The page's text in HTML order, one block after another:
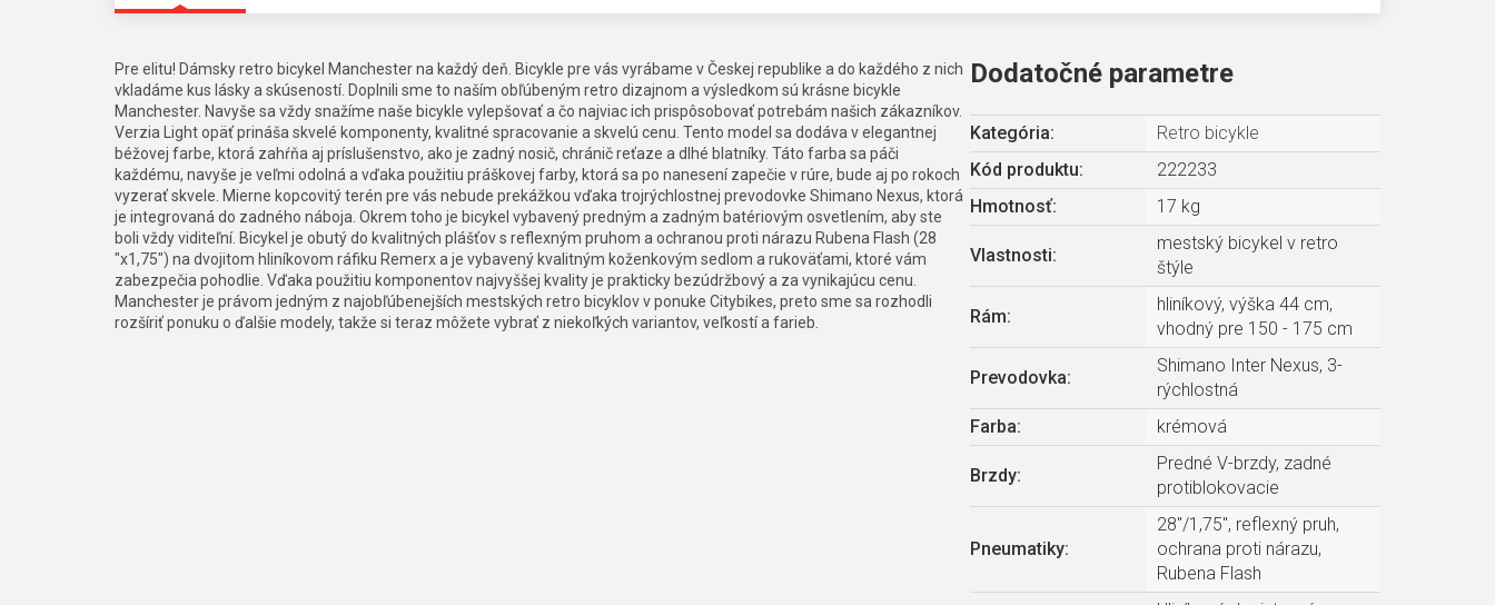
Pre elitu! Dámsky retro bicykel Manchester na každý deň. Bicykle pre vás vyrábame v Českej republike a do každého z nich
vkladáme kus lásky a skúseností. Doplnili sme to naším obľúbeným retro dizajnom a výsledkom sú krásne bicykle
Manchester. Navyše sa vždy snažíme naše bicykle vylepšovať a čo najviac ich prispôsobovať potrebám našich zákazníkov.
Verzia Light opäť prináša skvelé komponenty, kvalitné spracovanie a skvelú cenu. Tento model sa dodáva v elegantnej
béžovej farbe, ktorá zahŕňa aj príslušenstvo, ako je zadný nosič, chránič reťaze a dlhé blatníky. Táto farba sa páči
každému, navyše je veľmi odolná a vďaka použitiu práškovej farby, ktorá sa po nanesení zapečie v rúre, bude aj po rokoch
vyzerať skvele. Mierne kopcovitý terén pre vás nebude prekážkou vďaka trojrýchlostnej prevodovke Shimano Nexus, ktorá
je integrovaná do zadného náboja. Okrem toho je bicykel vybavený predným a zadným batériovým osvetlením, aby ste
boli vždy viditeľní. Bicykel je obutý do kvalitných plášťov s reflexným pruhom a ochranou proti nárazu Rubena Flash (28
"x1,75") na dvojitom hliníkovom ráfiku Remerx a je vybavený kvalitným koženkovým sedlom a rukoväťami, ktoré vám
zabezpečia pohodlie. Vďaka použitiu komponentov najvyššej kvality je prakticky bezúdržbový a za vynikajúcu cenu.
Manchester je právom jedným z najobľúbenejších mestských retro bicyklov v ponuke Citybikes, preto sme sa rozhodli
rozšíriť ponuku o ďalšie modely, takže si teraz môžete vybrať z niekoľkých variantov, veľkostí a farieb.
Dodatočné parametre
Kategória:
Retro bicykle
Kód produktu:
222233
Hmotnosť: 17 kg
Vlastnosti:
mestský bicykel v retro
štýle
Rám:
hliníkový, výška 44 cm,
vhodný pre 150 - 175 cm
Prevodovka:
Shimano Inter Nexus, 3-
rýchlostná
Farba: krémová
Brzdy:
Predné V-brzdy, zadné
protiblokovacie
Pneumatiky:
28"/1,75", reflexný pruh,
ochrana proti nárazu,
Rubena Flash